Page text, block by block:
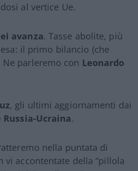
al vertice Ue.
avanza. Tasse abolite, più
il primo bilancio (che
parleremo con Leonardo
, gli ultimi aggiornamenti dai
Russia-Ucraina.
nella puntata di
vi accontentate della “pillola